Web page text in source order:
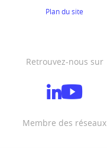
Plan du site
Retrouvez-nous sur
Membre des réseaux